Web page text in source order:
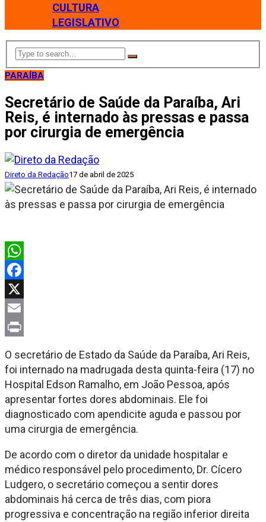
CULTURA
LEGISLATIVO
PARAÍBA
Secretário de Saúde da Paraíba, Ari
Reis, é internado às pressas e passa
por cirurgia de emergência
Direto da Redação17 de abril de 2025
WhatsApp
Facebook
X
Email
O secretário de Estado da Saúde da Paraíba, Ari Reis,
foi internado na madrugada desta quinta-feira (17) no
Hospital Edson Ramalho, em João Pessoa, após
apresentar fortes dores abdominais. Ele foi
diagnosticado com apendicite aguda e passou por
uma cirurgia de emergência.
De acordo com o diretor da unidade hospitalar e
médico responsável pelo procedimento, Dr. Cícero
Ludgero, o secretário começou a sentir dores
abdominais há cerca de três dias, com piora
progressiva e concentração na região inferior direita